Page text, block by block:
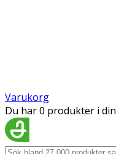
Varukorg
Du har 0 produkter i